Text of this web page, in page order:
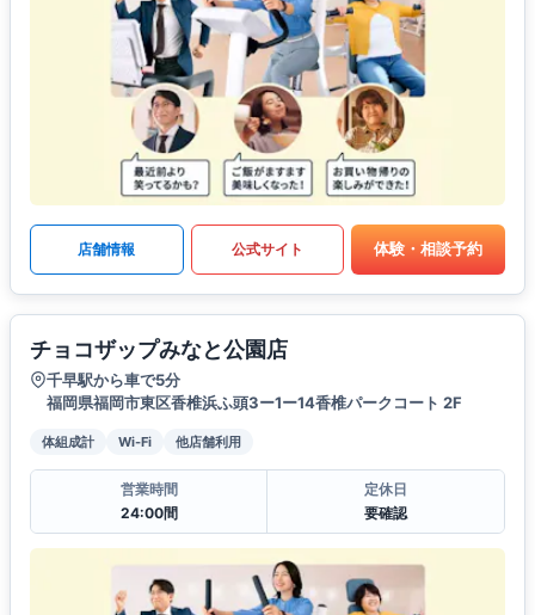
店舗情報 公式サイト 体験・相談予約
チョコザップみなと公園店
千早駅から車で5分
福岡県福岡市東区香椎浜ふ頭3ー1ー14香椎パークコート 2F
体組成計 Wi-Fi 他店舗利用
営業時間
24:00間
定休日
要確認